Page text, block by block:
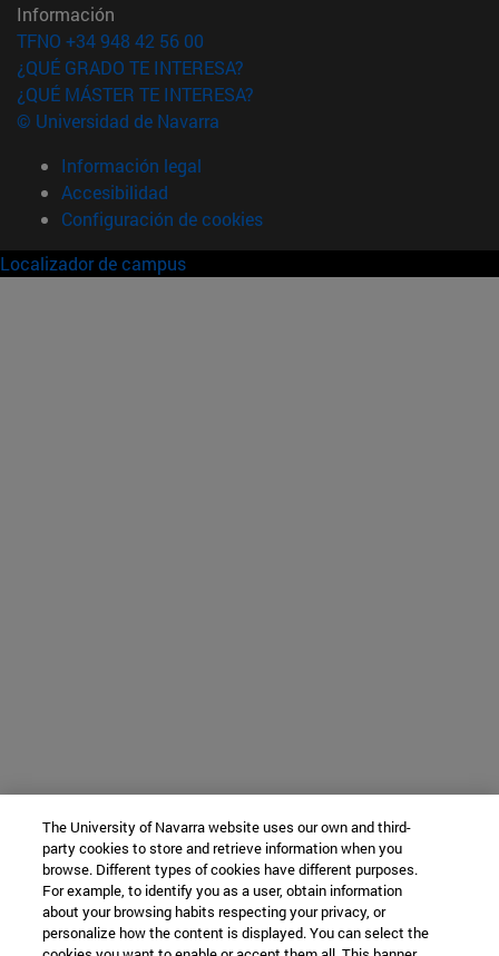
Información
TFNO +34 948 42 56 00
¿QUÉ GRADO TE INTERESA?
¿QUÉ MÁSTER TE INTERESA?
© Universidad de Navarra
Información legal
Accesibilidad
Configuración de cookies
Localizador de campus
The University of Navarra website uses our own and third-
party cookies to store and retrieve information when you
browse. Different types of cookies have different purposes.
For example, to identify you as a user, obtain information
about your browsing habits respecting your privacy, or
personalize how the content is displayed. You can select the